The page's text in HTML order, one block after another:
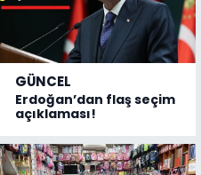
GÜNCEL
Erdoğan’dan flaş seçim
açıklaması!